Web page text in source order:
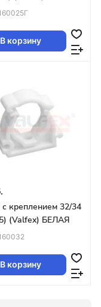
В корзину
креплением 32/34
(Valfex) БЕЛАЯ
В корзину